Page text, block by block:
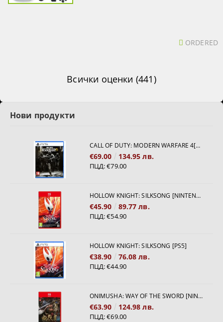
ORDERED
Всички оценки (441)
Нови продукти
CALL OF DUTY: MODERN WARFARE 4[PS5]
€69.00 134.95 лв.
ПЦД:€79.00
HOLLOW KNIGHT: SILKSONG [NINTENDO SWITCH 2]
€45.90 89.77 лв.
ПЦД:€54.90
HOLLOW KNIGHT: SILKSONG [PS5]
€38.90 76.08 лв.
ПЦД:€44.90
ONIMUSHA: WAY OF THE SWORD [NINTENDO SWITCH 2]
€63.90 124.98 лв.
ПЦД:€69.00